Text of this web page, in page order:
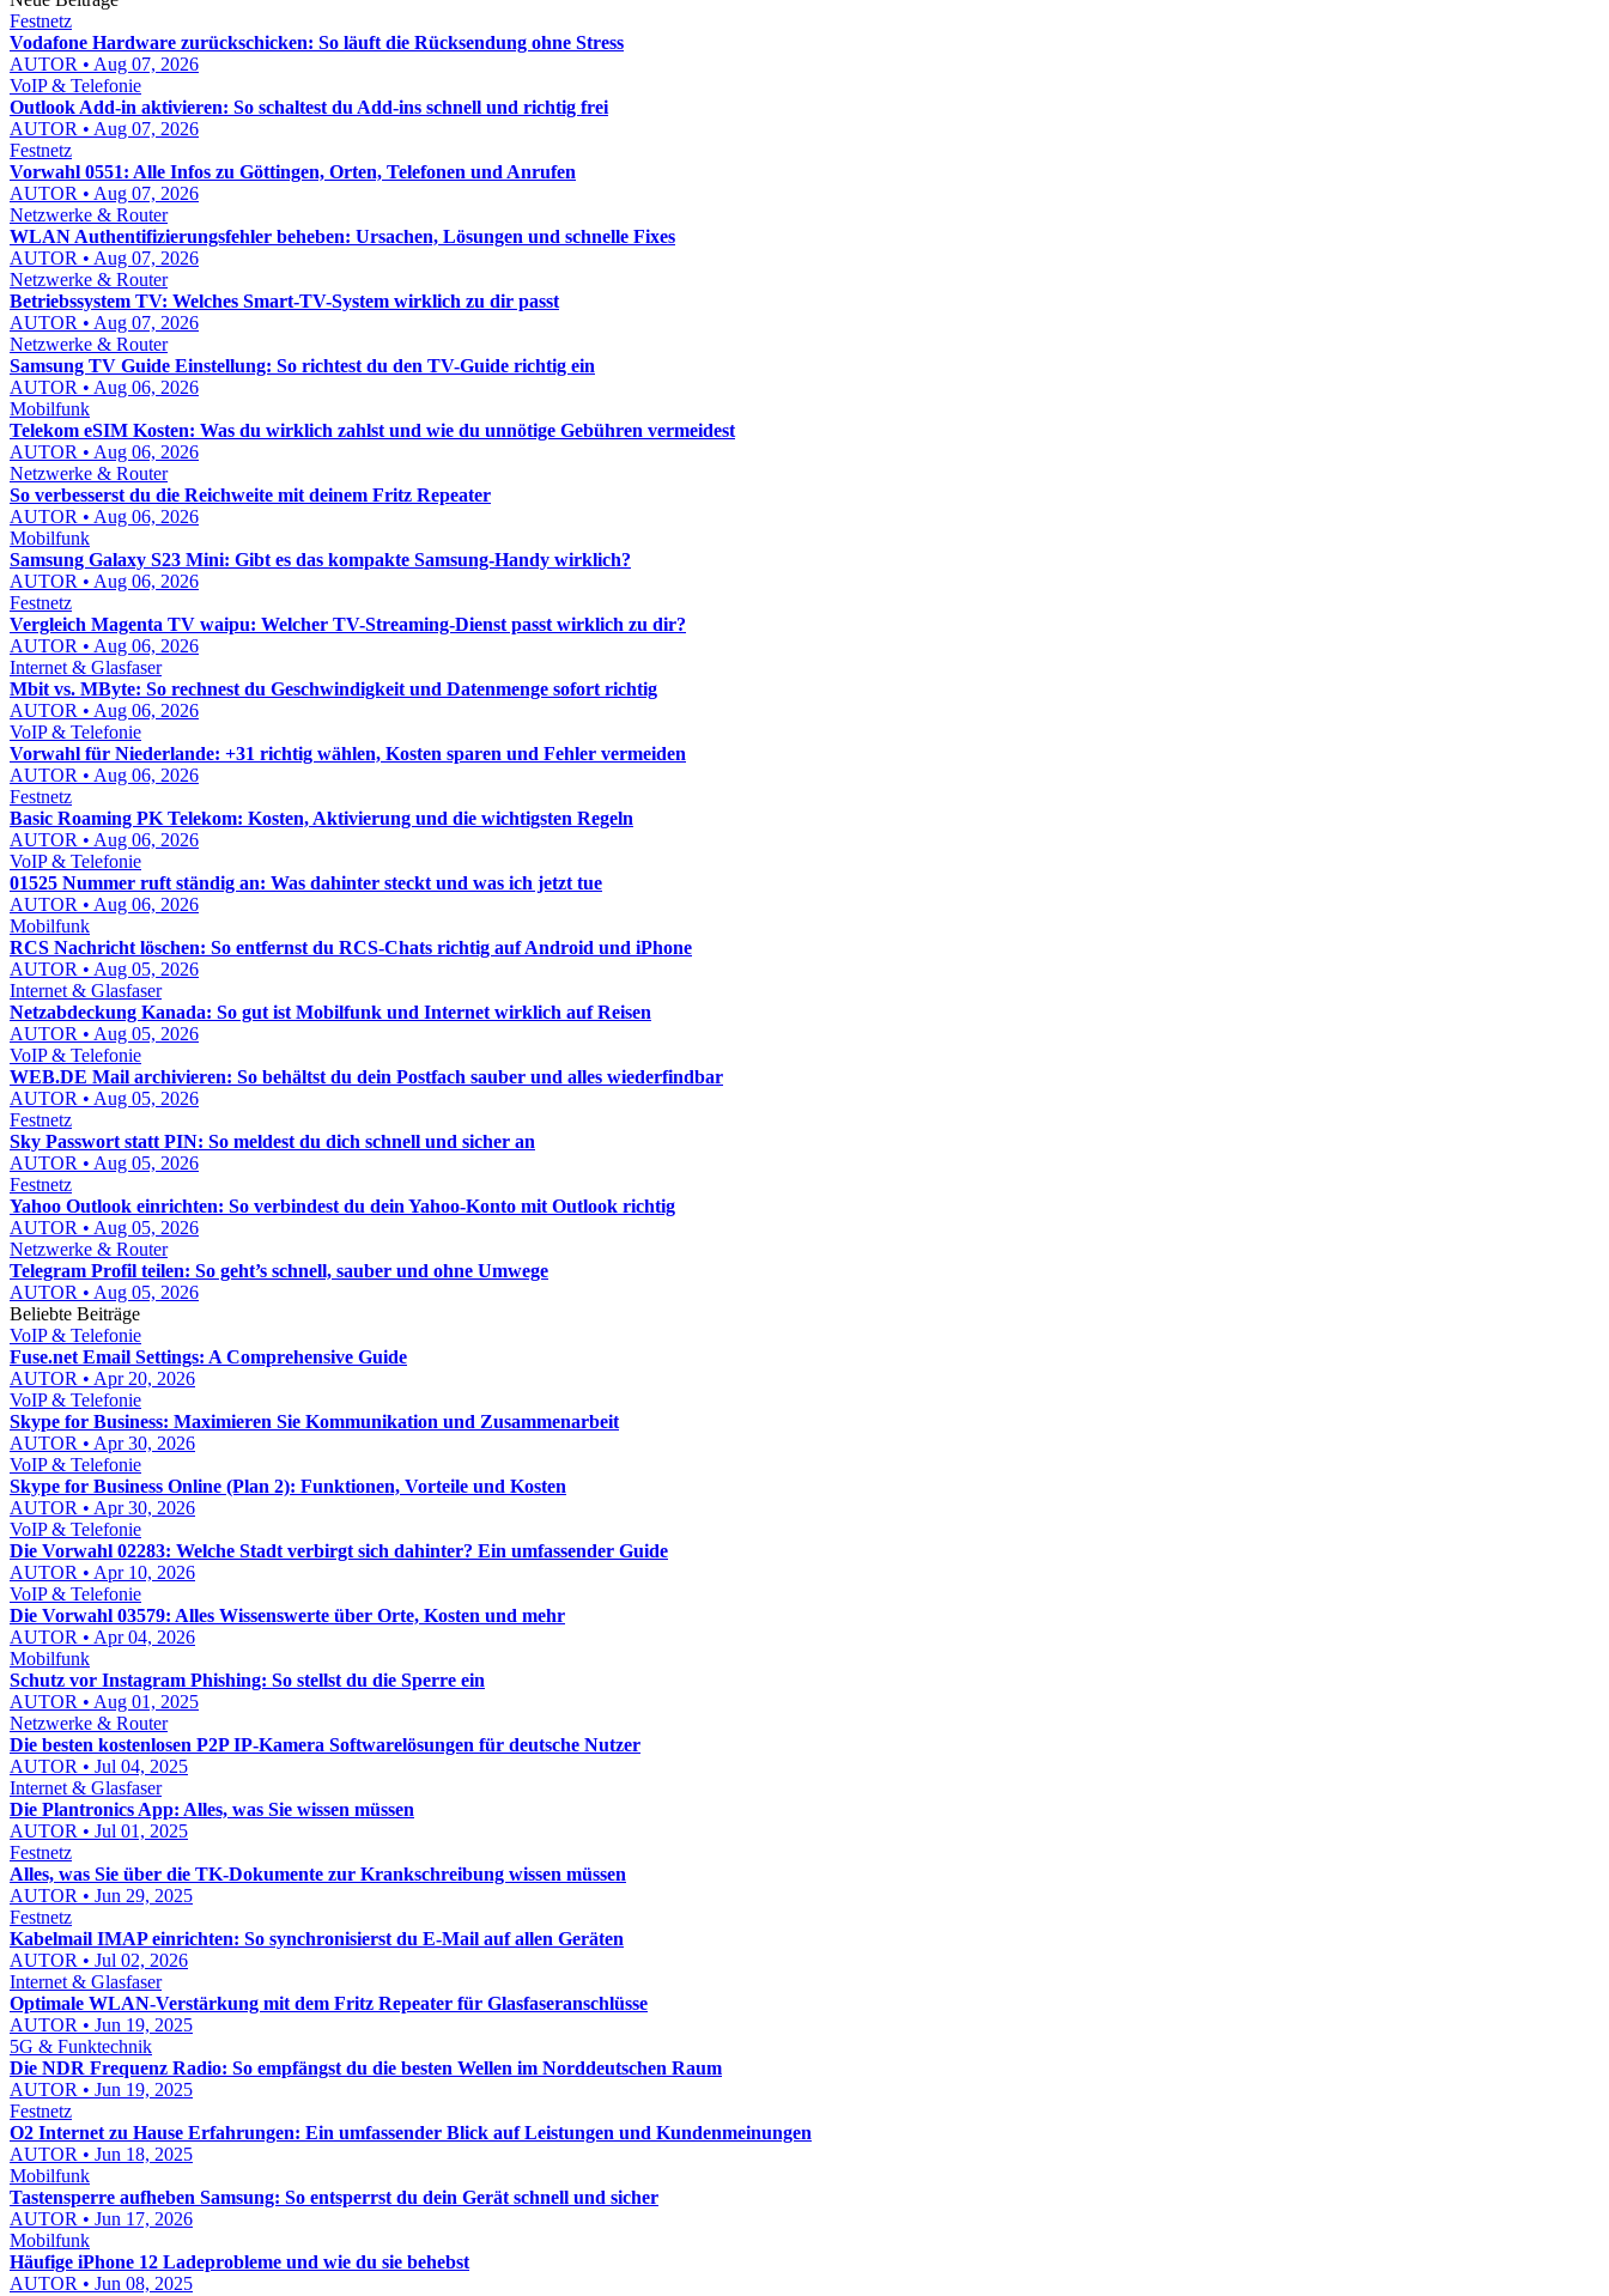
Festnetz
Vodafone Hardware zurückschicken: So läuft die Rücksendung ohne Stress
AUTOR • Aug 07, 2026
VoIP & Telefonie
Outlook Add-in aktivieren: So schaltest du Add-ins schnell und richtig frei
AUTOR • Aug 07, 2026
Festnetz
Vorwahl 0551: Alle Infos zu Göttingen, Orten, Telefonen und Anrufen
AUTOR • Aug 07, 2026
Netzwerke & Router
WLAN Authentifizierungsfehler beheben: Ursachen, Lösungen und schnelle Fixes
AUTOR • Aug 07, 2026
Netzwerke & Router
Betriebssystem TV: Welches Smart-TV-System wirklich zu dir passt
AUTOR • Aug 07, 2026
Netzwerke & Router
Samsung TV Guide Einstellung: So richtest du den TV-Guide richtig ein
AUTOR • Aug 06, 2026
Mobilfunk
Telekom eSIM Kosten: Was du wirklich zahlst und wie du unnötige Gebühren vermeidest
AUTOR • Aug 06, 2026
Netzwerke & Router
So verbesserst du die Reichweite mit deinem Fritz Repeater
AUTOR • Aug 06, 2026
Mobilfunk
Samsung Galaxy S23 Mini: Gibt es das kompakte Samsung-Handy wirklich?
AUTOR • Aug 06, 2026
Festnetz
Vergleich Magenta TV waipu: Welcher TV-Streaming-Dienst passt wirklich zu dir?
AUTOR • Aug 06, 2026
Internet & Glasfaser
Mbit vs. MByte: So rechnest du Geschwindigkeit und Datenmenge sofort richtig
AUTOR • Aug 06, 2026
VoIP & Telefonie
Vorwahl für Niederlande: +31 richtig wählen, Kosten sparen und Fehler vermeiden
AUTOR • Aug 06, 2026
Festnetz
Basic Roaming PK Telekom: Kosten, Aktivierung und die wichtigsten Regeln
AUTOR • Aug 06, 2026
VoIP & Telefonie
01525 Nummer ruft ständig an: Was dahinter steckt und was ich jetzt tue
AUTOR • Aug 06, 2026
Mobilfunk
RCS Nachricht löschen: So entfernst du RCS-Chats richtig auf Android und iPhone
AUTOR • Aug 05, 2026
Internet & Glasfaser
Netzabdeckung Kanada: So gut ist Mobilfunk und Internet wirklich auf Reisen
AUTOR • Aug 05, 2026
VoIP & Telefonie
WEB.DE Mail archivieren: So behältst du dein Postfach sauber und alles wiederfindbar
AUTOR • Aug 05, 2026
Festnetz
Sky Passwort statt PIN: So meldest du dich schnell und sicher an
AUTOR • Aug 05, 2026
Festnetz
Yahoo Outlook einrichten: So verbindest du dein Yahoo-Konto mit Outlook richtig
AUTOR • Aug 05, 2026
Netzwerke & Router
Telegram Profil teilen: So geht’s schnell, sauber und ohne Umwege
AUTOR • Aug 05, 2026
Beliebte Beiträge
VoIP & Telefonie
Fuse.net Email Settings: A Comprehensive Guide
AUTOR • Apr 20, 2026
VoIP & Telefonie
Skype for Business: Maximieren Sie Kommunikation und Zusammenarbeit
AUTOR • Apr 30, 2026
VoIP & Telefonie
Skype for Business Online (Plan 2): Funktionen, Vorteile und Kosten
AUTOR • Apr 30, 2026
VoIP & Telefonie
Die Vorwahl 02283: Welche Stadt verbirgt sich dahinter? Ein umfassender Guide
AUTOR • Apr 10, 2026
VoIP & Telefonie
Die Vorwahl 03579: Alles Wissenswerte über Orte, Kosten und mehr
AUTOR • Apr 04, 2026
Mobilfunk
Schutz vor Instagram Phishing: So stellst du die Sperre ein
AUTOR • Aug 01, 2025
Netzwerke & Router
Die besten kostenlosen P2P IP-Kamera Softwarelösungen für deutsche Nutzer
AUTOR • Jul 04, 2025
Internet & Glasfaser
Die Plantronics App: Alles, was Sie wissen müssen
AUTOR • Jul 01, 2025
Festnetz
Alles, was Sie über die TK-Dokumente zur Krankschreibung wissen müssen
AUTOR • Jun 29, 2025
Festnetz
Kabelmail IMAP einrichten: So synchronisierst du E-Mail auf allen Geräten
AUTOR • Jul 02, 2026
Internet & Glasfaser
Optimale WLAN-Verstärkung mit dem Fritz Repeater für Glasfaseranschlüsse
AUTOR • Jun 19, 2025
5G & Funktechnik
Die NDR Frequenz Radio: So empfängst du die besten Wellen im Norddeutschen Raum
AUTOR • Jun 19, 2025
Festnetz
O2 Internet zu Hause Erfahrungen: Ein umfassender Blick auf Leistungen und Kundenmeinungen
AUTOR • Jun 18, 2025
Mobilfunk
Tastensperre aufheben Samsung: So entsperrst du dein Gerät schnell und sicher
AUTOR • Jun 17, 2026
Mobilfunk
Häufige iPhone 12 Ladeprobleme und wie du sie behebst
AUTOR • Jun 08, 2025